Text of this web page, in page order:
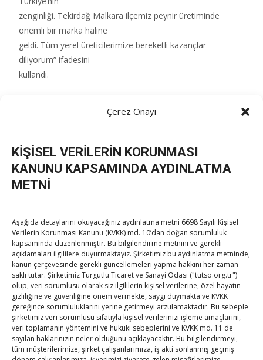
Çerez Onayı
KİŞİSEL VERİLERİN KORUNMASI
KANUNU KAPSAMINDA AYDINLATMA
METNİ
Aşağıda detaylarını okuyacağınız aydınlatma metni 6698 Sayılı Kişisel
Verilerin Korunması Kanunu (KVKK) md. 10’dan doğan sorumluluk
kapsamında düzenlenmiştir. Bu bilgilendirme metnini ve gerekli
açıklamaları ilgililere duyurmaktayız. Şirketimiz bu aydınlatma metninde,
kanun çerçevesinde gerekli güncellemeleri yapma hakkını her zaman
saklı tutar. Şirketimiz Turgutlu Ticaret ve Sanayi Odası ("tutso.org.tr")
olup, veri sorumlusu olarak siz ilgililerin kişisel verilerine, özel hayatın
gizliliğine ve güvenliğine önem vermekte, saygı duymakta ve KVKK
gereğince sorumluluklarını yerine getirmeyi arzulamaktadır. Bu sebeple
şirketimiz veri sorumlusu sıfatıyla kişisel verilerinizi işleme amaçlarını,
veri toplamanın yöntemini ve hukuki sebeplerini ve KVKK md. 11 de
sayılan haklarınızın neler olduğunu açıklayacaktır. Bu bilgilendirmeyi,
tüm müşterilerimize, şirket çalışanlarımıza, iş akti sonlanmış geçmiş
zenginliği. Tekirdağ Malkara ilçemiz peynir üretiminde
önemli bir marka haline
geldi. Tüm yerel üreticilerimize bereketli kazançlar
diliyorum” ifadesini
kullandı.
Post
navigation
← Çorlu Ticaret Borsası Başkanlığına seçilen Yavuz’a
‘hayırlı olsun’ dileği
TOBB Son Yazılar
Hisarcıklıoğlu’ndan ‘girişimci olun’ tavsiyesi
ByTUTSOon Ağu 8, 2026